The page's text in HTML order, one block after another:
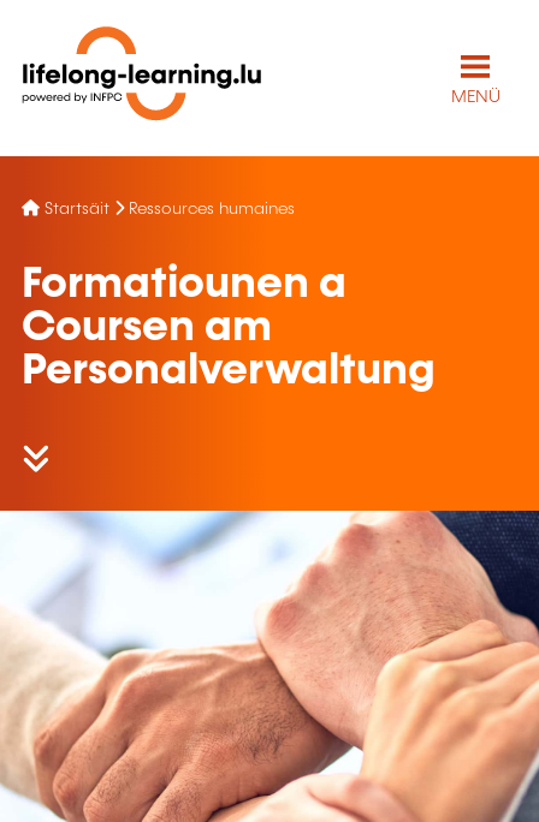
MENÜ
Startsäit Ressources humaines
Formatiounen a
Coursen am
Personalverwaltung